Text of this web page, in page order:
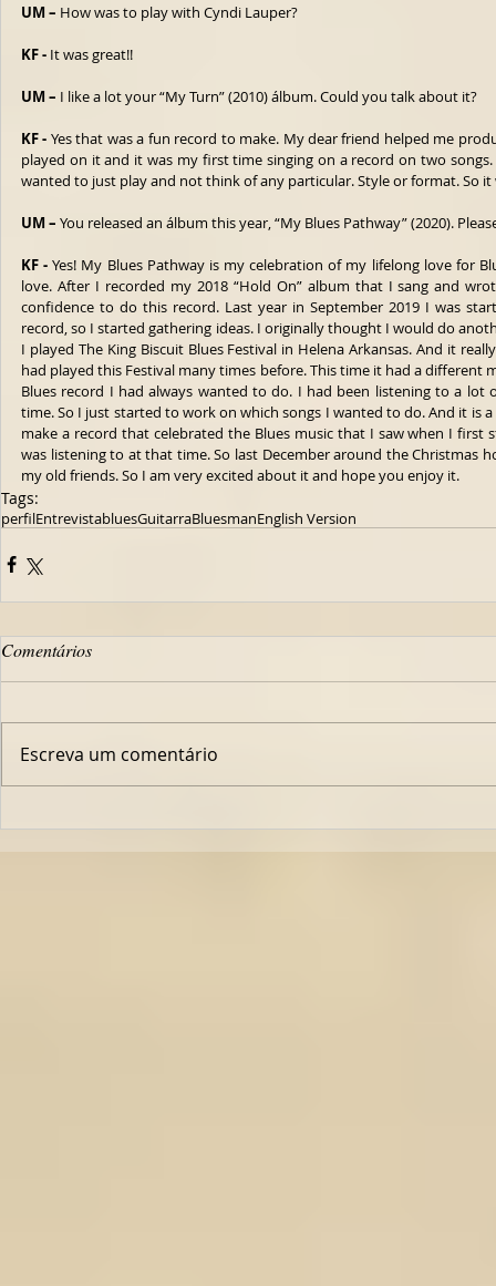
UM – How was to play with Cyndi Lauper?
KF - It was great!!
UM – I like a lot your “My Turn” (2010) álbum. Could you talk about it?
KF - Yes that was a fun record to make. My dear friend helped me
played on it and it was my first time singing on a record on two
wanted to just play and not think of any particular. Style or format. So it
UM – You released an álbum this year, “My Blues Pathway” (2020).
KF - Yes! My Blues Pathway is my celebration of my lifelong love for
love. After I recorded my 2018 “Hold On” album that I sang and
confidence to do this record. Last year in September 2019 I was
record, so I started gathering ideas. I originally thought I would do
I played The King Biscuit Blues Festival in Helena Arkansas. And it
had played this Festival many times before. This time it had a different
Blues record I had always wanted to do. I had been listening to a lot
time. So I just started to work on which songs I wanted to do. And it is
make a record that celebrated the Blues music that I saw when I first
was listening to at that time. So last December around the Christmas
my old friends. So I am very excited about it and hope you enjoy it.
Tags:
perfilEntrevistabluesGuitarraBluesmanEnglish Version
Comentários
Escreva um comentário